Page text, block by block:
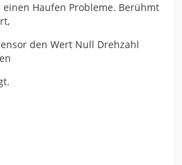
Haufen Probleme. Berühmt
den Wert Null Drehzahl